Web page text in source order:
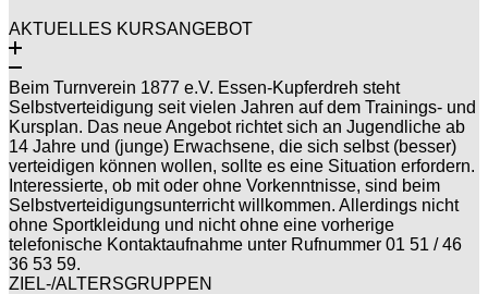
AKTUELLES KURSANGEBOT
Beim Turnverein 1877 e.V. Essen-Kupferdreh steht
Selbstverteidigung seit vielen Jahren auf dem Trainings- und
Kursplan. Das neue Angebot richtet sich an Jugendliche ab
14 Jahre und (junge) Erwachsene, die sich selbst (besser)
verteidigen können wollen, sollte es eine Situation erfordern.
Interessierte, ob mit oder ohne Vorkenntnisse, sind beim
Selbstverteidigungsunterricht willkommen. Allerdings nicht
ohne Sportkleidung und nicht ohne eine vorherige
telefonische Kontaktaufnahme unter Rufnummer 01 51 / 46
36 53 59.
ZIEL-/ALTERSGRUPPEN